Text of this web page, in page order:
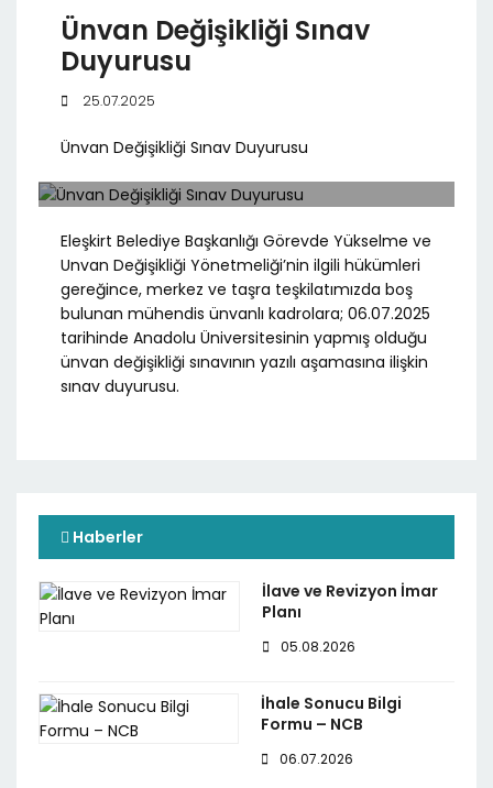
Ünvan Değişikliği Sınav
Duyurusu
25.07.2025
Ünvan Değişikliği Sınav Duyurusu
Eleşkirt Belediye Başkanlığı Görevde Yükselme ve
Unvan Değişikliği Yönetmeliği’nin ilgili hükümleri
gereğince, merkez ve taşra teşkilatımızda boş
bulunan mühendis ünvanlı kadrolara; 06.07.2025
tarihinde Anadolu Üniversitesinin yapmış olduğu
ünvan değişikliği sınavının yazılı aşamasına ilişkin
sınav duyurusu.
Haberler
İlave ve Revizyon İmar
Planı
05.08.2026
İhale Sonucu Bilgi
Formu – NCB
06.07.2026